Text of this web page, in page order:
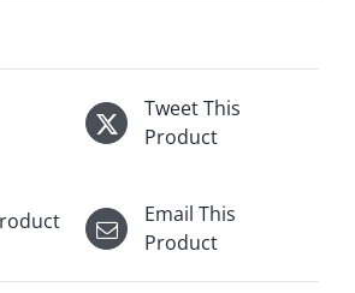
Tweet This
Product
Email This
Product